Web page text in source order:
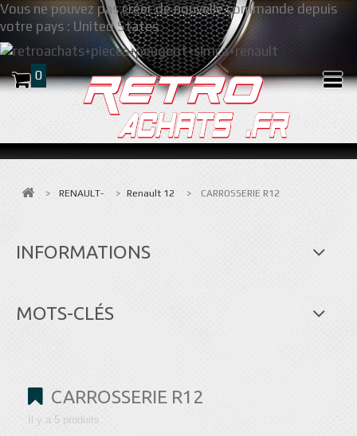
Vous ne pouvez pas créer de nouvelle commande depuis
votre pays : United States
0
> RENAULT- > Renault 12 > CARROSSERIE R12
INFORMATIONS
MOTS-CLÉS
CARROSSERIE R12
Il y a 5 produits.